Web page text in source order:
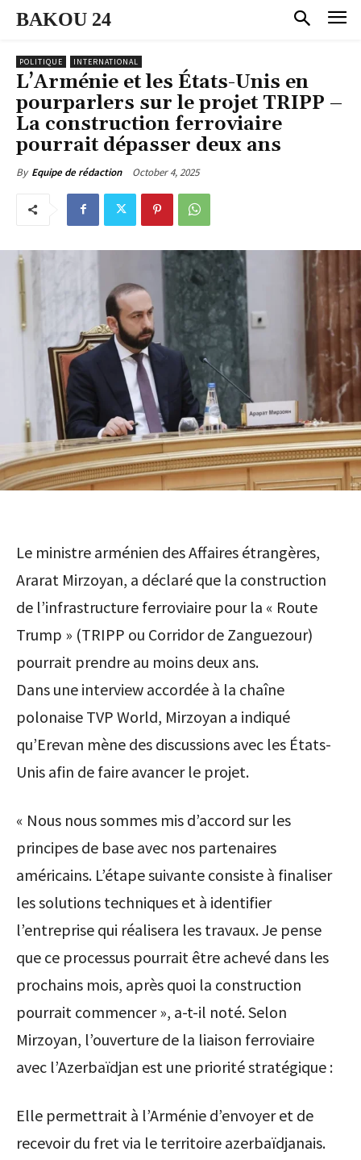
BAKOU 24
POLITIQUE INTERNATIONAL
L’Arménie et les États-Unis en
pourparlers sur le projet TRIPP –
La construction ferroviaire
pourrait dépasser deux ans
By Equipe de rédaction October 4, 2025
Le ministre arménien des Affaires étrangères,
Ararat Mirzoyan, a déclaré que la construction
de l’infrastructure ferroviaire pour la « Route
Trump » (TRIPP ou Corridor de Zanguezour)
pourrait prendre au moins deux ans.
Dans une interview accordée à la chaîne
polonaise TVP World, Mirzoyan a indiqué
qu’Erevan mène des discussions avec les États-
Unis afin de faire avancer le projet.
« Nous nous sommes mis d’accord sur les
principes de base avec nos partenaires
américains. L’étape suivante consiste à finaliser
les solutions techniques et à identifier
l’entreprise qui réalisera les travaux. Je pense
que ce processus pourrait être achevé dans les
prochains mois, après quoi la construction
pourrait commencer », a-t-il noté. Selon
Mirzoyan, l’ouverture de la liaison ferroviaire
avec l’Azerbaïdjan est une priorité stratégique :
Elle permettrait à l’Arménie d’envoyer et de
recevoir du fret via le territoire azerbaïdjanais.